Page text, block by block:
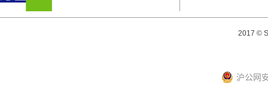
2017 ©
沪公网